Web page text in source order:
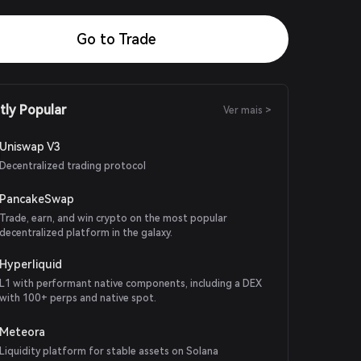
Go to Trade
Popular Ver mais >
Uniswap V3
Decentralized trading protocol
PancakeSwap
Trade, earn, and win crypto on the most popular
decentralized platform in the galaxy.
Hyperliquid
L1 with performant native components, including a DEX
with 100+ perps and native spot.
Meteora
Liquidity platform for stable assets on Solana